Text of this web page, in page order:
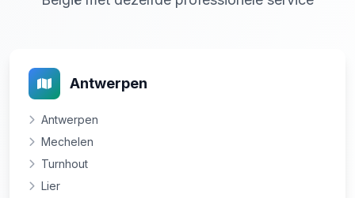
Antwerpen
Antwerpen
Mechelen
Turnhout
Lier